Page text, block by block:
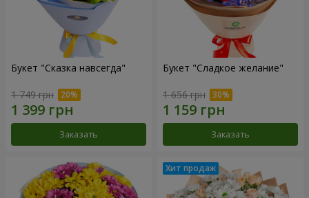
Букет "Сказка навсегда"
1 749 грн
Заказать
Букет "Сладкое желание"
1 656 грн
Заказать